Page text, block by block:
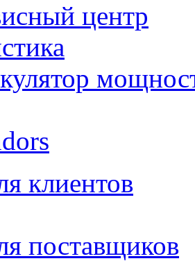
центр
клиентов
поставщиков